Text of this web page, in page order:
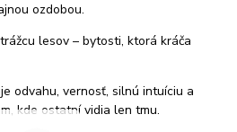
ozdobou.
lesov – bytosti, ktorá kráča
odvahu, vernosť, silnú intuíciu a
kde ostatní vidia len tmu.